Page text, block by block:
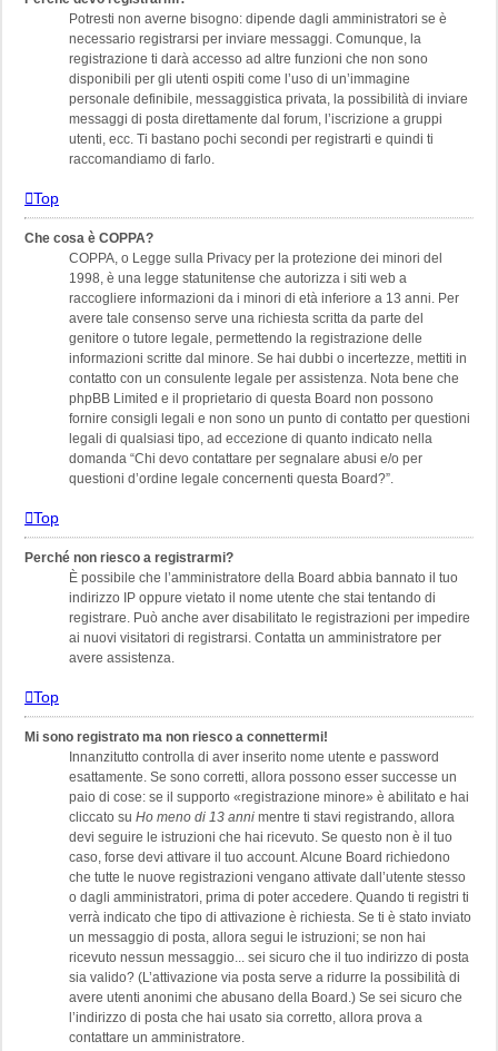
Potresti non averne bisogno: dipende dagli amministratori se è
necessario registrarsi per inviare messaggi. Comunque, la
registrazione ti darà accesso ad altre funzioni che non sono
disponibili per gli utenti ospiti come l’uso di un’immagine
personale definibile, messaggistica privata, la possibilità di inviare
messaggi di posta direttamente dal forum, l’iscrizione a gruppi
utenti, ecc. Ti bastano pochi secondi per registrarti e quindi ti
raccomandiamo di farlo.
Top
Che cosa è COPPA?
COPPA, o Legge sulla Privacy per la protezione dei minori del
1998, è una legge statunitense che autorizza i siti web a
raccogliere informazioni da i minori di età inferiore a 13 anni. Per
avere tale consenso serve una richiesta scritta da parte del
genitore o tutore legale, permettendo la registrazione delle
informazioni scritte dal minore. Se hai dubbi o incertezze, mettiti in
contatto con un consulente legale per assistenza. Nota bene che
phpBB Limited e il proprietario di questa Board non possono
fornire consigli legali e non sono un punto di contatto per questioni
legali di qualsiasi tipo, ad eccezione di quanto indicato nella
domanda “Chi devo contattare per segnalare abusi e/o per
questioni d’ordine legale concernenti questa Board?”.
Top
Perché non riesco a registrarmi?
È possibile che l’amministratore della Board abbia bannato il tuo
indirizzo IP oppure vietato il nome utente che stai tentando di
registrare. Può anche aver disabilitato le registrazioni per impedire
ai nuovi visitatori di registrarsi. Contatta un amministratore per
avere assistenza.
Top
Mi sono registrato ma non riesco a connettermi!
Innanzitutto controlla di aver inserito nome utente e password
esattamente. Se sono corretti, allora possono esser successe un
paio di cose: se il supporto «registrazione minore» è abilitato e hai
cliccato su Ho meno di 13 anni mentre ti stavi registrando, allora
devi seguire le istruzioni che hai ricevuto. Se questo non è il tuo
caso, forse devi attivare il tuo account. Alcune Board richiedono
che tutte le nuove registrazioni vengano attivate dall’utente stesso
o dagli amministratori, prima di poter accedere. Quando ti registri ti
verrà indicato che tipo di attivazione è richiesta. Se ti è stato inviato
un messaggio di posta, allora segui le istruzioni; se non hai
ricevuto nessun messaggio... sei sicuro che il tuo indirizzo di posta
sia valido? (L’attivazione via posta serve a ridurre la possibilità di
avere utenti anonimi che abusano della Board.) Se sei sicuro che
l’indirizzo di posta che hai usato sia corretto, allora prova a
contattare un amministratore.